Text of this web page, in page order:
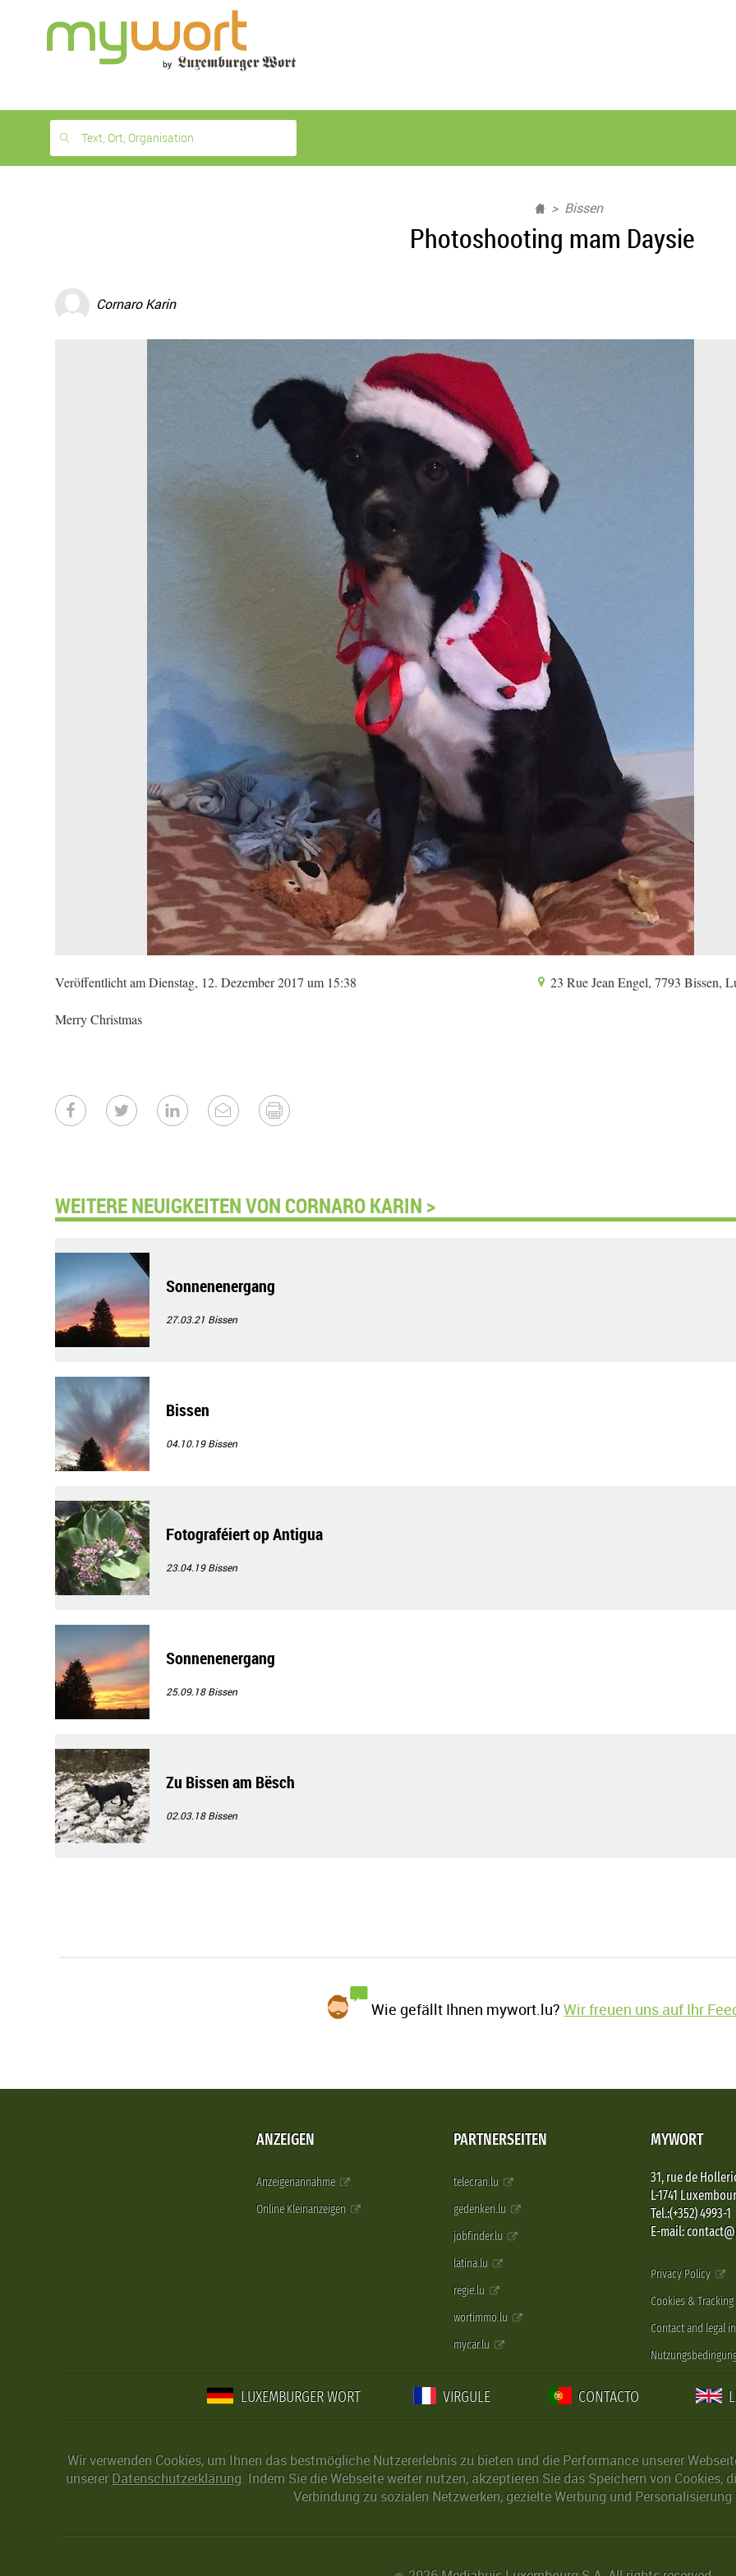
month
free
Text, Ort, Organisation
Bissen
Photoshooting mam Daysie
Cornaro Karin
Veröffentlicht am Dienstag, 12. Dezember 2017 um 15:38 23 Rue Jean Engel, 7793 Bissen,
Merry Christmas
WEITERE NEUIGKEITEN VON CORNARO KARIN >
Sonnenenergang
27.03.21 Bissen
Bissen
04.10.19Bissen
Fotograféiert op Antigua
23.04.19Bissen
Sonnenenergang
25.09.18Bissen
Zu Bissen am Bësch
02.03.18Bissen
Wie gefällt Ihnen mywort.lu?Wir freuen uns auf Ihr
ANZEIGEN
Anzeigenannahme
Online Kleinanzeigen
PARTNERSEITEN
telecran.lu
gedenken.lu
jobfinder.lu
latina.lu
regie.lu
wortimmo.lu
mycar.lu
MYWORT
31, rue de
L-1741
Tel.:(+352) 4993-1
E-mail:
Privacy Policy
Cookies & Tracking
Contact and legal
LUXEMBURGER WORT VIRGULE CONTACTO
Wir verwenden Cookies, um Ihnen das bestmögliche Nutzererlebnis zu bieten und die Performance unserer
unserer Datenschutzerklärung. Indem Sie die Webseite weiter nutzen, akzeptieren Sie das Speichern von
Verbindung zu sozialen Netzwerken, gezielte Werbung und